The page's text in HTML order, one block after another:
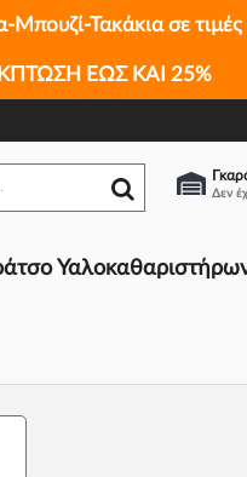
Μπουζί-Τακάκια σε
ΕΩΣ ΚΑΙ 25%